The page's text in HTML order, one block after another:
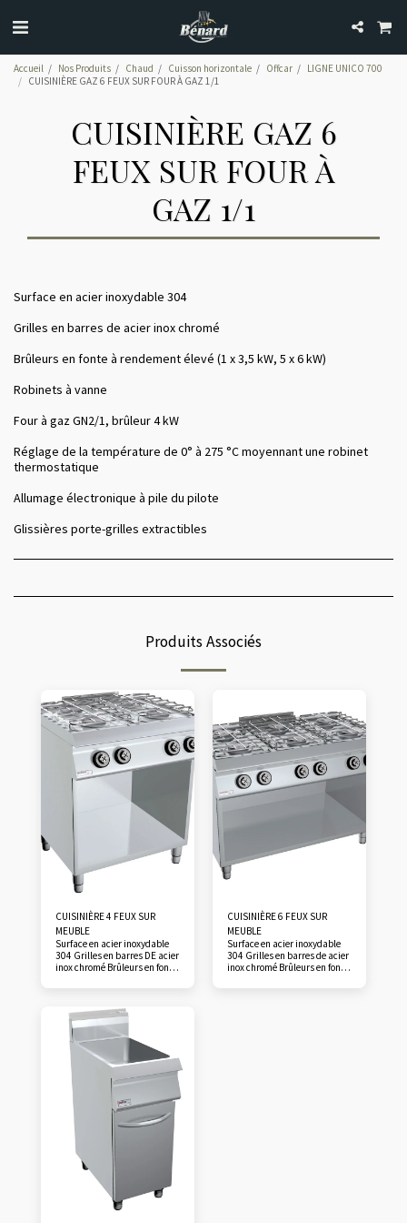
Accueil Nos Produits Chaud Cuisson horizontale Offcar
LIGNE UNICO 700
CUISINIÈRE GAZ 6 FEUX SUR FOUR À GAZ 1/1
CUISINIÈRE GAZ 6
FEUX SUR FOUR À
GAZ 1/1
Surface en acier inoxydable 304
Grilles en barres de acier inox chromé
Brûleurs en fonte à rendement élevé (1 x 3,5 kW, 5 x 6 kW)
Robinets à vanne
Four à gaz GN2/1, brûleur 4 kW
Réglage de la température de 0° à 275 °C moyennant une robinet
thermostatique
Allumage électronique à pile du pilote
Glissières porte-grilles extractibles
Produits Associés
CUISINIÈRE 4 FEUX SUR
MEUBLE
Surface en acier inoxydable
304 Grilles en barres DE acier
inox chromé Brûleurs en fonte
kW, 3 x 6 kW) Robinets à
facilement démontable pour
la maximum hygiène et
facilité d'entretien Pieds en
acier inox réglables en
CUISINIÈRE 6 FEUX SUR
MEUBLE
Surface en acier inoxydable
304 Grilles en barres de acier
inox chromé Brûleurs en fonte
kW, 5 x 6 kW) Robinets à